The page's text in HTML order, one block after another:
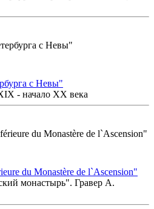
с Невы"
- начало ХХ века
du Monastère de l`Ascension"
монастырь". Гравер A.